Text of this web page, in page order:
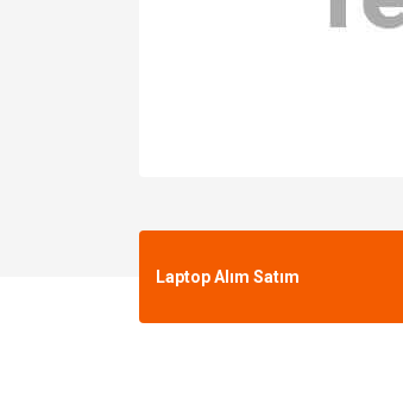
Laptop Alım Satım